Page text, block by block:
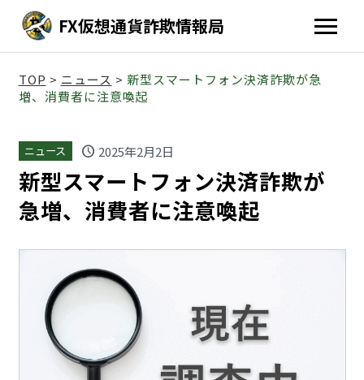
FX仮想通貨詐欺情報局
TOP > ニュース > 新型スマートフォン決済詐欺が急
増、消費者に注意喚起
ニュース schedule 2025年2月2日
新型スマートフォン決済詐欺が
急増、消費者に注意喚起